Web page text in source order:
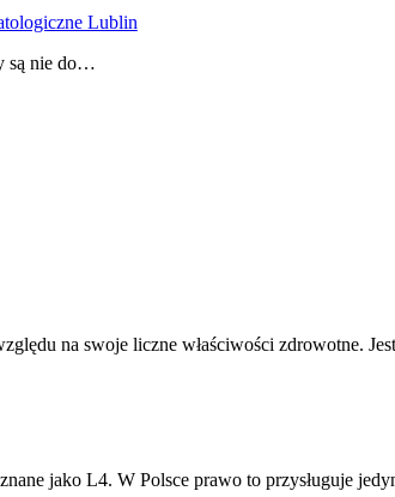
Lublin
są nie do…
na swoje liczne właściwości zdrowotne.
jako L4. W Polsce prawo to przysługuje